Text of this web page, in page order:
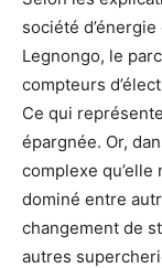
société
Legnongo, le
compteurs
Ce qui
épargnée. Or,
complexe qu’elle
dominé entre
changement de
autres